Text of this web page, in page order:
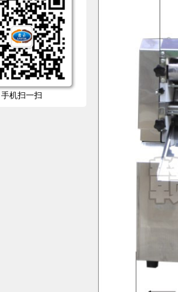
手机扫一扫